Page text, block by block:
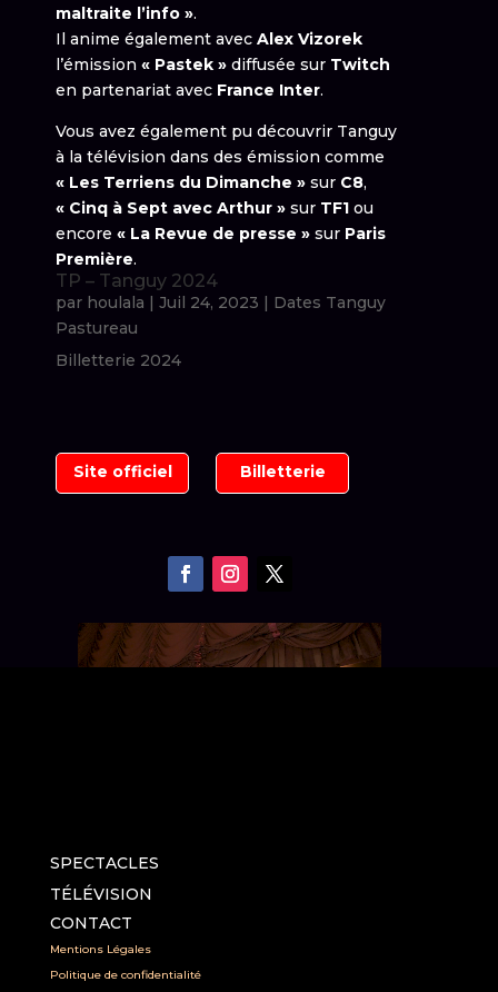
maltraite l’info ».
Il anime également avec Alex Vizorek
l’émission « Pastek » diffusée sur Twitch
en partenariat avec France Inter.
Vous avez également pu découvrir Tanguy
à la télévision dans des émission comme
« Les Terriens du Dimanche » sur C8,
« Cinq à Sept avec Arthur » sur TF1 ou
encore « La Revue de presse » sur Paris
Première.
TP – Tanguy 2024
par houlala | Juil 24, 2023 | Dates Tanguy
Pastureau
Billetterie 2024
Site officiel Billetterie
SPECTACLES
TÉLÉVISION
CONTACT
Mentions Légales
Politique de confidentialité